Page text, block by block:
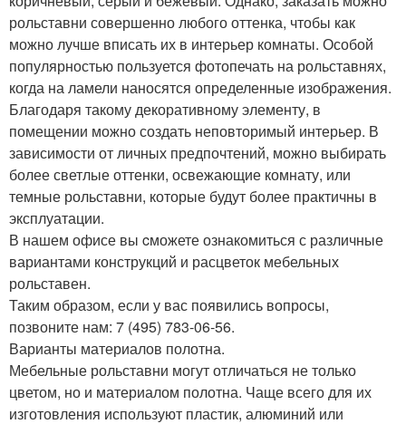
рольставни совершенно любого оттенка, чтобы как
можно лучше вписать их в интерьер комнаты. Особой
популярностью пользуется фотопечать на рольставнях,
когда на ламели наносятся определенные изображения.
Благодаря такому декоративному элементу, в
помещении можно создать неповторимый интерьер. В
зависимости от личных предпочтений, можно выбирать
более светлые оттенки, освежающие комнату, или
темные рольставни, которые будут более практичны в
эксплуатации.
В нашем офисе вы cможете ознакомиться с различные
вариантами конструкций и расцветок мебельных
рольставен.
Таким образом, если у вас появились вопросы,
позвоните нам: 7 (495) 783-06-56.
Варианты материалов полотна.
Мебельные рольставни могут отличаться не только
цветом, но и материалом полотна. Чаще всего для их
изготовления используют пластик, алюминий или